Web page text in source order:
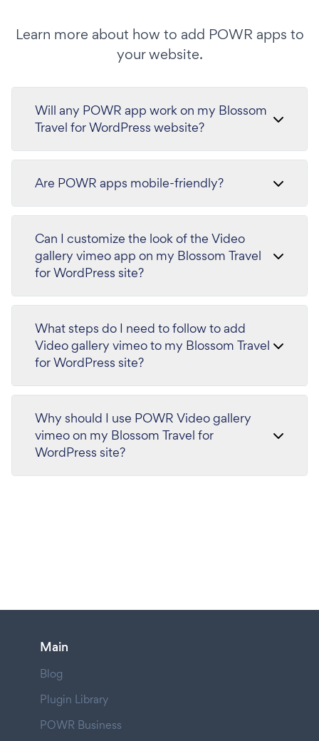
Learn more about how to add POWR apps to
your website.
Will any POWR app work on my Blossom
Travel for WordPress website?
Are POWR apps mobile-friendly?
Can I customize the look of the Video
gallery vimeo app on my Blossom Travel
for WordPress site?
What steps do I need to follow to add
Video gallery vimeo to my Blossom Travel
for WordPress site?
Why should I use POWR Video gallery
vimeo on my Blossom Travel for
WordPress site?
Main
Blog
Plugin Library
POWR Business